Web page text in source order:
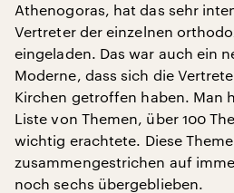
Athenogoras, hat das sehr
Vertreter der einzelnen
eingeladen. Das war auch ein
Moderne, dass sich die
Kirchen getroffen haben. Man
Liste von Themen, über 100
wichtig erachtete. Diese
zusammengestrichen auf
noch sechs übergeblieben.